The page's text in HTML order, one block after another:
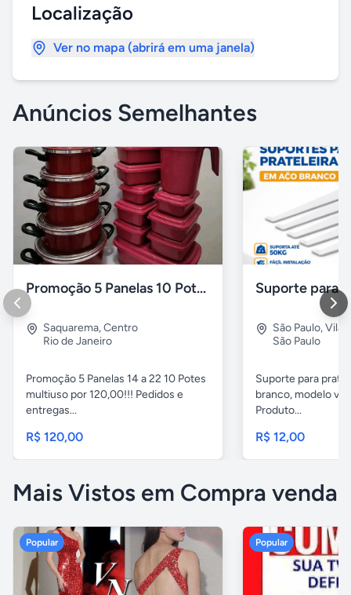
Localização
Ver no mapa (abrirá em uma janela)
Anúncios Semelhantes
Promoção 5 Panelas 10 Potes Multiuso
Saquarema,Centro
Rio de Janeiro
Promoção 5 Panelas 14 a 22 10 Potes
multiuso por 120,00!!! Pedidos e
entregas...
R$ 120,00
São Paulo,Vila
São Paulo
Suporte para
branco, modelo
Produto...
R$ 12,00
Mais Vistos em Compra venda
Popular Popular